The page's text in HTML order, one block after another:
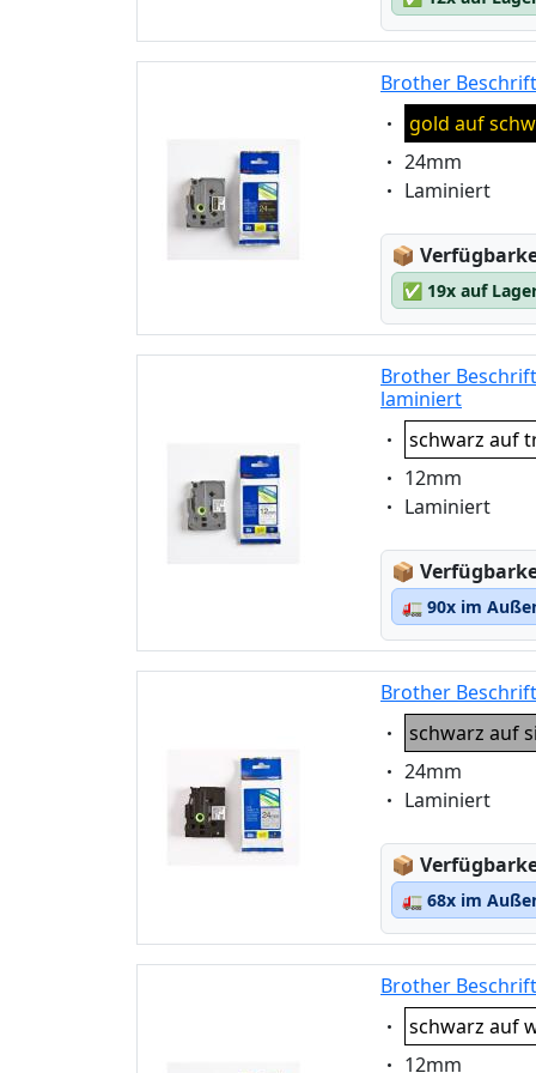
Brother
Eigenschaft:
gold auf
Eigenschaft:
24mm
Eigenschaft:
Laminiert
📦
✅ 19x auf
Brother
laminiert
Eigenschaft:
schwarz auf
Eigenschaft:
12mm
Eigenschaft:
Laminiert
📦
🚛 90x im
Brother
Eigenschaft:
schwarz auf
Eigenschaft:
24mm
Eigenschaft:
Laminiert
📦
🚛 68x im
Brother
Eigenschaft:
schwarz auf
Eigenschaft:
12mm